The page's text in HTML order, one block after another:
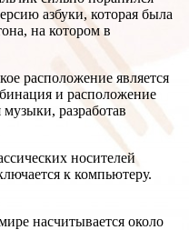
азбуки, которая была
на котором в
расположение является
и расположение
разработав
носителей
к компьютеру.
насчитывается около